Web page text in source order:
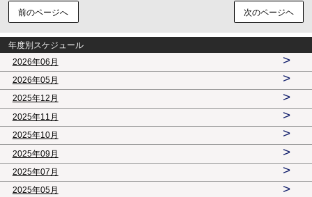
前のページへ 次のページヘ
年度別スケジュール
2026年06月
>
2026年05月 >
2025年12月 >
2025年11月 >
2025年10月 >
2025年09月 >
2025年07月 >
2025年05月 >